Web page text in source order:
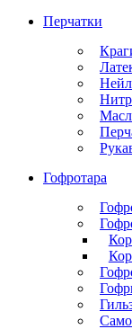
Перчатки
Гофротара